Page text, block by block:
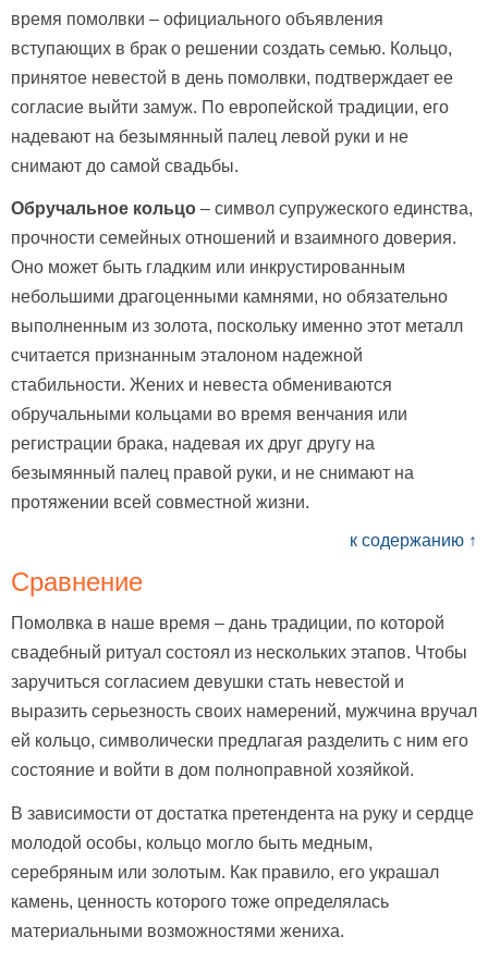
время помолвки – официального объявления
вступающих в брак о решении создать семью. Кольцо,
принятое невестой в день помолвки, подтверждает ее
согласие выйти замуж. По европейской традиции, его
надевают на безымянный палец левой руки и не
снимают до самой свадьбы.
Обручальное кольцо – символ супружеского единства,
прочности семейных отношений и взаимного доверия.
Оно может быть гладким или инкрустированным
небольшими драгоценными камнями, но обязательно
выполненным из золота, поскольку именно этот металл
считается признанным эталоном надежной
стабильности. Жених и невеста обмениваются
обручальными кольцами во время венчания или
регистрации брака, надевая их друг другу на
безымянный палец правой руки, и не снимают на
протяжении всей совместной жизни.
к содержанию ↑
Сравнение
Помолвка в наше время – дань традиции, по которой
свадебный ритуал состоял из нескольких этапов. Чтобы
заручиться согласием девушки стать невестой и
выразить серьезность своих намерений, мужчина вручал
ей кольцо, символически предлагая разделить с ним его
состояние и войти в дом полноправной хозяйкой.
В зависимости от достатка претендента на руку и сердце
молодой особы, кольцо могло быть медным,
серебряным или золотым. Как правило, его украшал
камень, ценность которого тоже определялась
материальными возможностями жениха.